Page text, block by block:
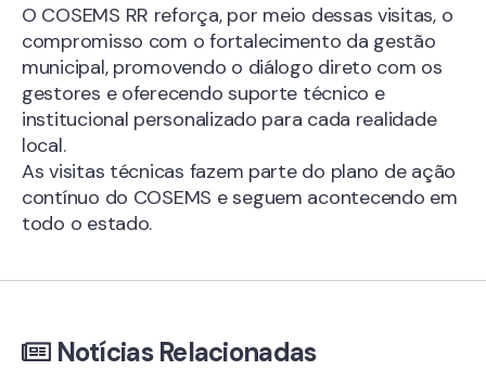
O COSEMS RR reforça, por meio dessas visitas, o
compromisso com o fortalecimento da gestão
municipal, promovendo o diálogo direto com os
gestores e oferecendo suporte técnico e
institucional personalizado para cada realidade
local.
As visitas técnicas fazem parte do plano de ação
contínuo do COSEMS e seguem acontecendo em
todo o estado.
Notícias Relacionadas